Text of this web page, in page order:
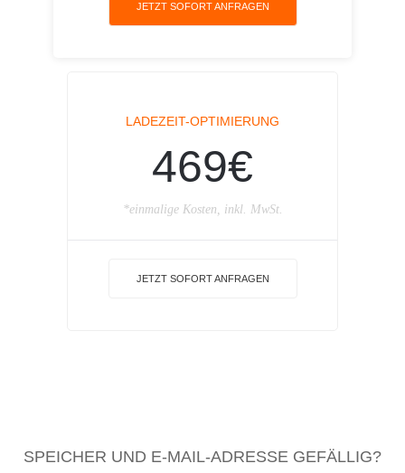
JETZT SOFORT ANFRAGEN
LADEZEIT-OPTIMIERUNG
469€
*einmalige Kosten, inkl. MwSt.
JETZT SOFORT ANFRAGEN
SPEICHER UND E-MAIL-ADRESSE GEFÄLLIG?